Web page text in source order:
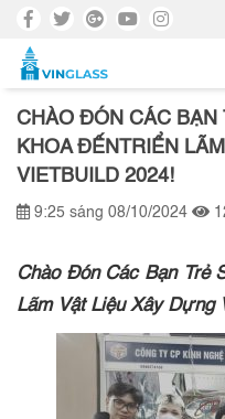
CHÀO ĐÓN CÁC BẠN
KHOA ĐẾNTRIỂN
VIETBUILD 2024!
9:25 sáng 08/10/2024
Chào Đón Các Bạn Trẻ
Lãm Vật Liệu Xây Dựng